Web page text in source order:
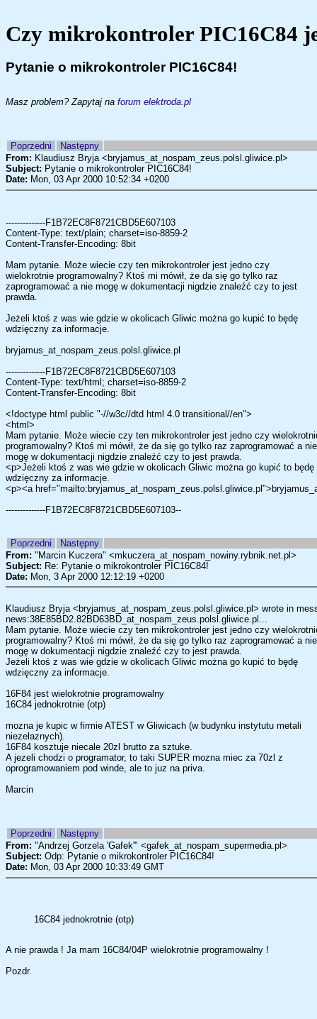
Czy mikrokontroler PIC16C84
Pytanie o mikrokontroler PIC16C84!
Masz problem? Zapytaj na forum elektroda.pl
Poprzedni Następny
From: Klaudiusz Bryja <bryjamus_at_nospam_zeus.polsl.gliwice.pl>
Subject: Pytanie o mikrokontroler PIC16C84!
Date: Mon, 03 Apr 2000 10:52:34 +0200
--------------F1B72EC8F8721CBD5E607103
Content-Type: text/plain; charset=iso-8859-2
Content-Transfer-Encoding: 8bit
Mam pytanie. Może wiecie czy ten mikrokontroler jest jedno czy
wielokrotnie programowalny? Ktoś mi mówił, że da się go tylko raz
zaprogramować a nie mogę w dokumentacji nigdzie znaleźć czy to jest
prawda.
Jeżeli ktoś z was wie gdzie w okolicach Gliwic można go kupić to będę
wdzięczny za informacje.
bryjamus_at_nospam_zeus.polsl.gliwice.pl
--------------F1B72EC8F8721CBD5E607103
Content-Type: text/html; charset=iso-8859-2
Content-Transfer-Encoding: 8bit
<!doctype html public "-//w3c//dtd html 4.0 transitional//en">
<html>
Mam pytanie. Może wiecie czy ten mikrokontroler jest jedno czy
programowalny? Ktoś mi mówił, że da się go tylko raz zaprogramować a nie
mogę w dokumentacji nigdzie znaleźć czy to jest prawda.
<p>Jeżeli ktoś z was wie gdzie w okolicach Gliwic można go kupić to będę
wdzięczny za informacje.
<p><a
--------------F1B72EC8F8721CBD5E607103--
Poprzedni Następny
From: "Marcin Kuczera" <mkuczera_at_nospam_nowiny.rybnik.net.pl>
Subject: Re: Pytanie o mikrokontroler PIC16C84!
Date: Mon, 3 Apr 2000 12:12:19 +0200
Klaudiusz Bryja <bryjamus_at_nospam_zeus.polsl.gliwice.pl> wrote in
news:38E85BD2.82BD63BD_at_nospam_zeus.polsl.gliwice.pl...
Mam pytanie. Może wiecie czy ten mikrokontroler jest jedno czy
programowalny? Ktoś mi mówił, że da się go tylko raz zaprogramować a nie
mogę w dokumentacji nigdzie znaleźć czy to jest prawda.
Jeżeli ktoś z was wie gdzie w okolicach Gliwic można go kupić to będę
wdzięczny za informacje.
16F84 jest wielokrotnie programowalny
16C84 jednokrotnie (otp)
mozna je kupic w firmie ATEST w Gliwicach (w budynku instytutu metali
niezelaznych).
16F84 kosztuje niecale 20zl brutto za sztuke.
A jezeli chodzi o programator, to taki SUPER mozna miec za 70zl z
oprogramowaniem pod winde, ale to juz na priva.
Marcin
Poprzedni Następny
From: "Andrzej Gorzela 'Gafek'" <gafek_at_nospam_supermedia.pl>
Subject: Odp: Pytanie o mikrokontroler PIC16C84!
Date: Mon, 03 Apr 2000 10:33:49 GMT
16C84 jednokrotnie (otp)
A nie prawda ! Ja mam 16C84/04P wielokrotnie programowalny !
Pozdr.